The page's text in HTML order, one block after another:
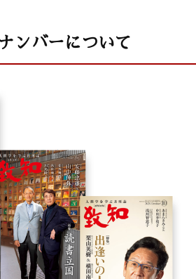
ンバーについて